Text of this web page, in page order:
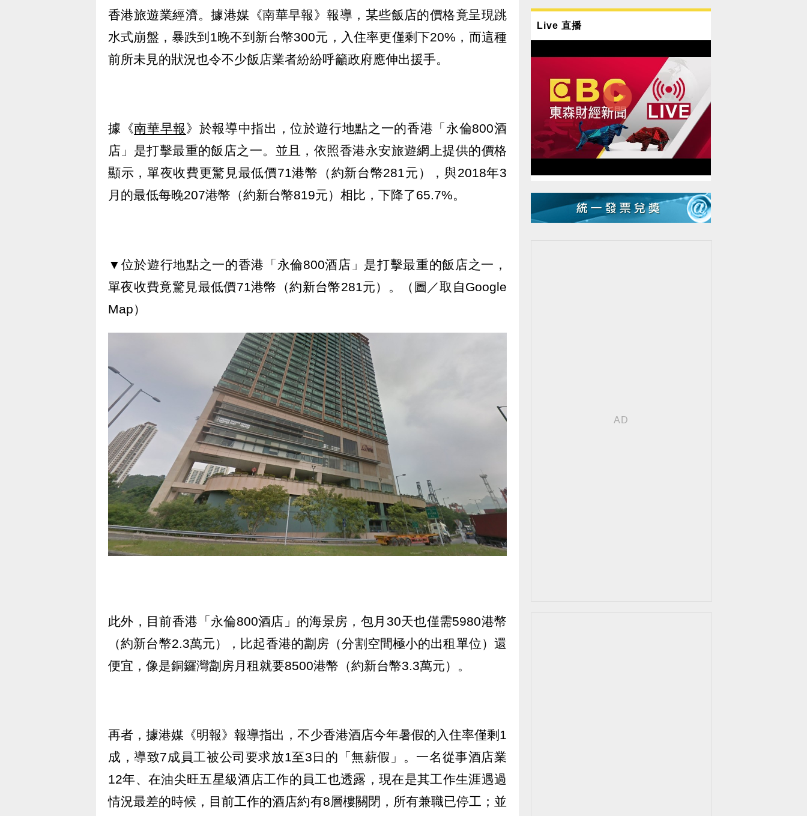
香港旅遊業經濟。據港媒《南華早報》報導，某些飯店的價格竟呈現跳
水式崩盤，暴跌到1晚不到新台幣300元，入住率更僅剩下20%，而這種
前所未見的狀況也令不少飯店業者紛紛呼籲政府應伸出援手。
據《南華早報》於報導中指出，位於遊行地點之一的香港「永倫800酒
店」是打擊最重的飯店之一。並且，依照香港永安旅遊網上提供的價格
顯示，單夜收費更驚見最低價71港幣（約新台幣281元），與2018年3
月的最低每晚207港幣（約新台幣819元）相比，下降了65.7%。
▼位於遊行地點之一的香港「永倫800酒店」是打擊最重的飯店之一，
單夜收費竟驚見最低價71港幣（約新台幣281元）。（圖／取自Google
Map）
此外，目前香港「永倫800酒店」的海景房，包月30天也僅需5980港幣
（約新台幣2.3萬元），比起香港的劏房（分割空間極小的出租單位）還
便宜，像是銅鑼灣劏房月租就要8500港幣（約新台幣3.3萬元）。
再者，據港媒《明報》報導指出，不少香港酒店今年暑假的入住率僅剩1
成，導致7成員工被公司要求放1至3日的「無薪假」。一名從事酒店業
12年、在油尖旺五星級酒店工作的員工也透露，現在是其工作生涯遇過
情況最差的時候，目前工作的酒店約有8層樓關閉，所有兼職已停工；並
Live 直播